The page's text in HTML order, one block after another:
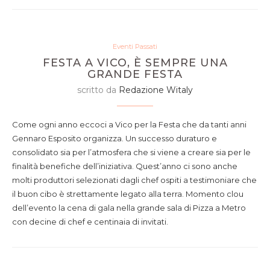
Eventi Passati
FESTA A VICO, È SEMPRE UNA
GRANDE FESTA
scritto da Redazione Witaly
Come ogni anno eccoci a Vico per la Festa che da tanti anni
Gennaro Esposito organizza. Un successo duraturo e
consolidato sia per l’atmosfera che si viene a creare sia per le
finalità benefiche dell’iniziativa. Quest’anno ci sono anche
molti produttori selezionati dagli chef ospiti a testimoniare che
il buon cibo è strettamente legato alla terra. Momento clou
dell’evento la cena di gala nella grande sala di Pizza a Metro
con decine di chef e centinaia di invitati.